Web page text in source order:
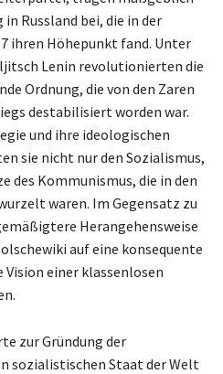
Russland bei, die in der
ihren Höhepunkt fand. Unter
Lenin revolutionierten die
Ordnung, die von den Zaren
destabilisiert worden war.
und ihre ideologischen
sie nicht nur den Sozialismus,
des Kommunismus, die in den
waren. Im Gegensatz zu
Herangehensweise
auf eine konsequente
einer klassenlosen
zur Gründung der
sozialistischen Staat der Welt